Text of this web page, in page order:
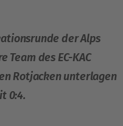
der Alps
Team des EC-KAC
Rotjacken unterlagen
0:4.